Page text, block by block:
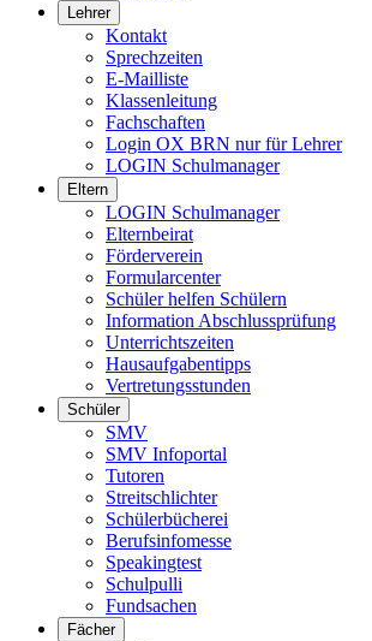
Lehrer
Kontakt
Sprechzeiten
E-Mailliste
Klassenleitung
Fachschaften
Login OX BRN nur für Lehrer
LOGIN Schulmanager
Eltern
LOGIN Schulmanager
Elternbeirat
Förderverein
Formularcenter
Schüler helfen Schülern
Information Abschlussprüfung
Unterrichtszeiten
Hausaufgabentipps
Vertretungsstunden
Schüler
SMV
SMV Infoportal
Tutoren
Streitschlichter
Schülerbücherei
Berufsinfomesse
Speakingtest
Schulpulli
Fundsachen
Fächer